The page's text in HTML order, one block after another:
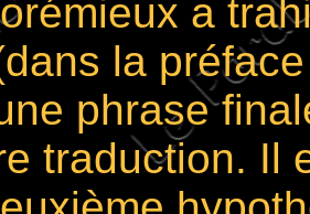
a
la
phrase
traduction. Il